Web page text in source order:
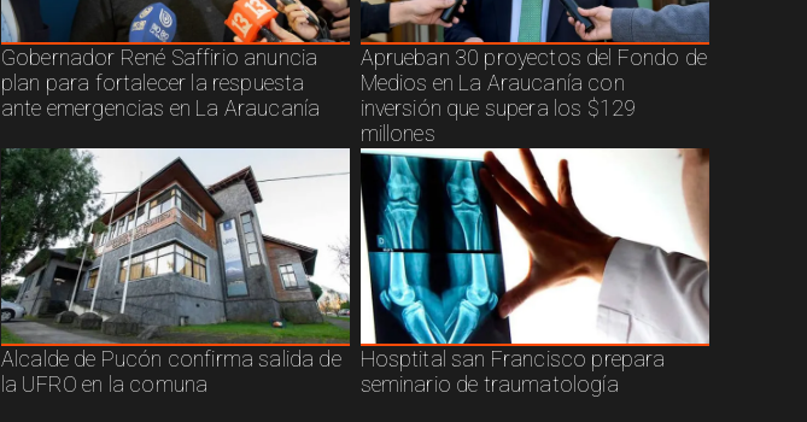
Gobernador René Saffirio anuncia
plan para fortalecer la respuesta
ante emergencias en La Araucanía
Aprueban 30 proyectos del Fondo de
Medios en La Araucanía con
inversión que supera los $129
millones
Alcalde de Pucón confirma salida de
la UFRO en la comuna
Hosptital san Francisco prepara
seminario de traumatología